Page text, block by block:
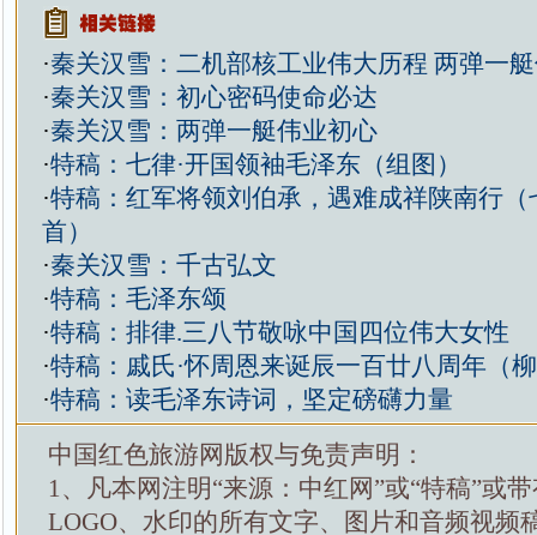
·秦关汉雪：二机部核工业伟大历程 两弹一
·秦关汉雪：初心密码使命必达
·秦关汉雪：两弹一艇伟业初心
·特稿：七律·开国领袖毛泽东（组图）
·特稿：红军将领刘伯承，遇难成祥陕南行（
首）
·秦关汉雪：千古弘文
·特稿：毛泽东颂
·特稿：排律.三八节敬咏中国四位伟大女性
·特稿：戚氏·怀周恩来诞辰一百廿八周年（
·特稿：读毛泽东诗词，坚定磅礴力量
中国红色旅游网版权与免责声明：
1、凡本网注明“来源：中红网”或“特稿”或
LOGO、水印的所有文字、图片和音频视频